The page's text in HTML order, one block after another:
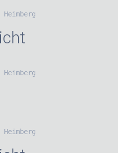
Heimberg
Heimberg
Heimberg